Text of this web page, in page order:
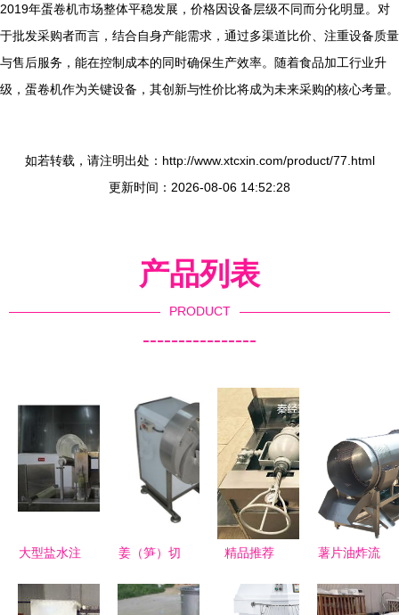
2019年蛋卷机市场整体平稳发展，价格因设备层级不同而分化明显。对
于批发采购者而言，结合自身产能需求，通过多渠道比价、注重设备质量
与售后服务，能在控制成本的同时确保生产效率。随着食品加工行业升
级，蛋卷机作为关键设备，其创新与性价比将成为未来采购的核心考量。
如若转载，请注明出处：http://www.xtcxin.com/product/77.html
更新时间：2026-08-06 14:52:28
产品列表
PRODUCT
----------------
大型盐水注
肉品加工品
姜（笋）切
精品推荐
区永佳食品
薯片油炸流
机械现代化